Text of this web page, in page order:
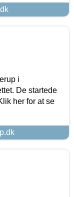
i
De startede
her for at se